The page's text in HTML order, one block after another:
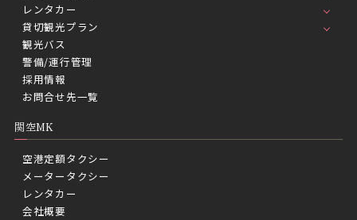
レンタカー
貸切観光プラン
観光バス
警備/運行管理
採用情報
お問合せ先一覧
関空MK
空港定額タクシー
メータータクシー
レンタカー
会社概要